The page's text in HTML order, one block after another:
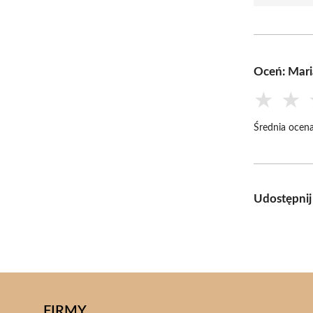
Oceń:
★ ★
Średnia
Udostępnij